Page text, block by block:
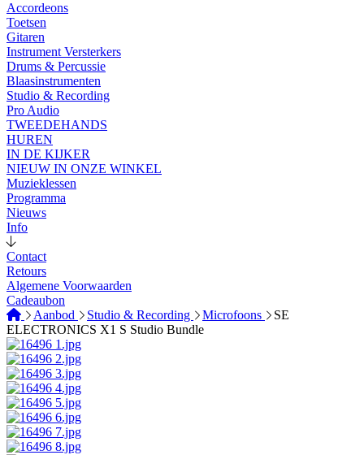
Accordeons
Toetsen
Gitaren
Instrument Versterkers
Drums & Percussie
Blaasinstrumenten
Studio & Recording
Pro Audio
TWEEDEHANDS
HUREN
IN DE KIJKER
NIEUW IN ONZE WINKEL
Muzieklessen
Programma
Nieuws
Info
Contact
Retours
Algemene Voorwaarden
Cadeaubon
Aanbod
Studio & Recording Microfoons
SE
ELECTRONICS X1 S Studio Bundle